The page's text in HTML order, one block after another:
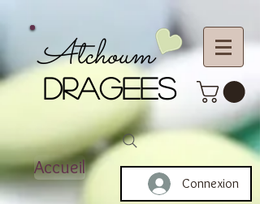
DRAGEES
Atchoum
Accueil
Connexion